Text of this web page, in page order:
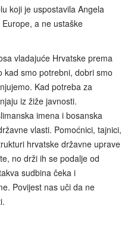
koji je uspostavila Angela
a ne ustaške
vladajuće Hrvatske prema
kad smo potrebni, dobri smo
Kad potreba za
iz žiže javnosti.
imena i bosanska
vlasti. Pomoćnici, tajnici,
hrvatske državne uprave
no drži ih se podalje od
sudbina čeka i
Povijest nas uči da ne